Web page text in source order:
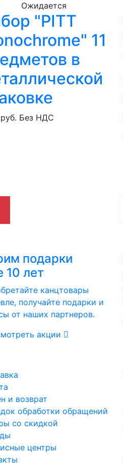
Ожидается
"PITT
11
в
Без НДС
подарки
10 лет
канцтовары
получайте подарки и
от наших партнеров.
акции
и возврат
обработки обращений
со скидкой
центры